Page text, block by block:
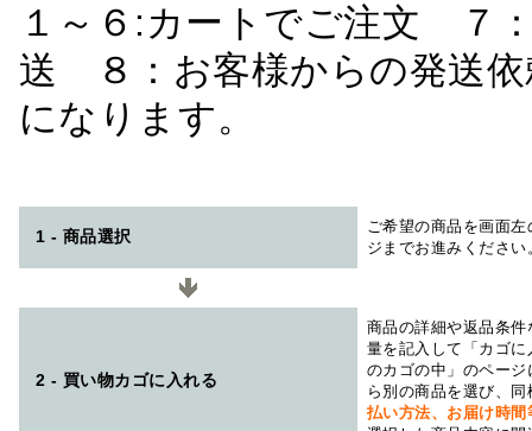
１～６:カートでご注文 ７
送 ８：お客様からの発送
になります。
1 - 商品選択
ご希望の商品を画面
ジまでお進みください
2 - 買い物カゴに入れる
商品の詳細や返品条
量を記入して「カゴ
のカゴの中」のペー
ら別の商品を選び、
払い方法、お届け時